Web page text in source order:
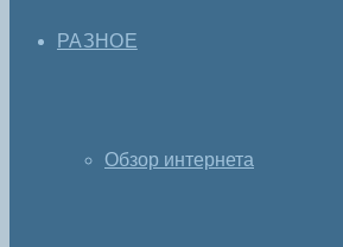
РАЗНОЕ
Обзор интернета